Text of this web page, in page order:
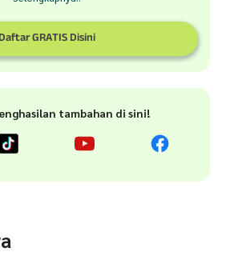
Daftar GRATIS Disini
tambahan di sini!